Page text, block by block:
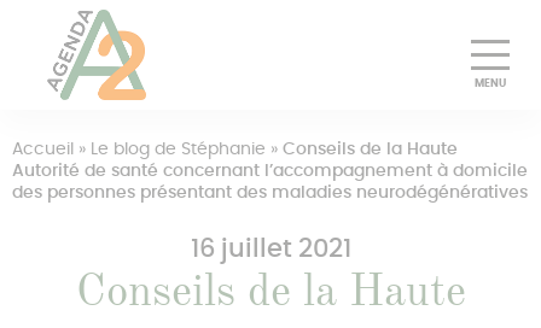
Découvrir
Essayer gratuitement
Pourquoi choisir Agenda A2
Accueil » Le blog de Stéphanie » Conseils de la Haute
Autorité de santé concernant l’accompagnement à domicile
des personnes présentant des maladies neurodégénératives
16 juillet 2021
Conseils de la Haute